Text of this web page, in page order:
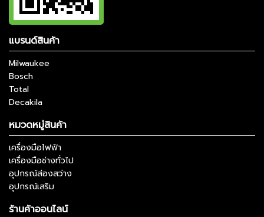
แบรนด์สินค้า
Milwaukee
Bosch
Total
Decakila
หมวดหมู่สินค้า
เครื่องมือไฟฟ้า
เครื่องมือช่างทั่วไป
อุปกรณ์ส่องสว่าง
อุปกรณ์เสริม
ร้านค้าออนไลน์